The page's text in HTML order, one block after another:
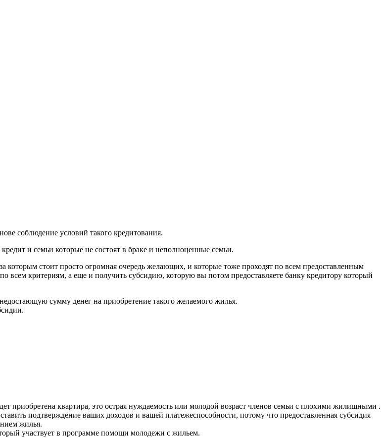
соблюдение условий такого кредитования.
и семьи которые не состоят в браке и неполноценные семьи.
которым стоит просто огромная очередь желающих, и которые тоже проходят по всем предоставленным
всем критериям, а еще и получить субсидию, которую вы потом предоставляете банку кредитору который
сумму денег на приобретение такого желаемого жилья.
приобретена квартира, это острая нуждаемость или молодой возраст членов семьи с плохими жилищными .
подтверждение ваших доходов и вашей платежеспособности, потому что предоставленная субсидия
жилья.
участвует в программе помощи молодежи с жильем.